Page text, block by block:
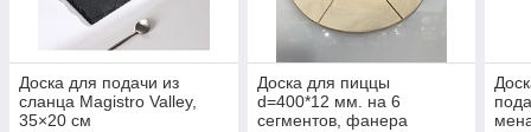
Доска для подачи из
сланца Magistro Valley,
35×20 см
Доска для пиццы
d=400*12 мм. на 6
сегментов, фанера